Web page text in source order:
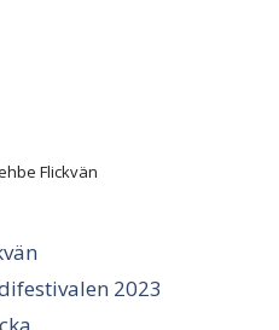
Flickvän
2023